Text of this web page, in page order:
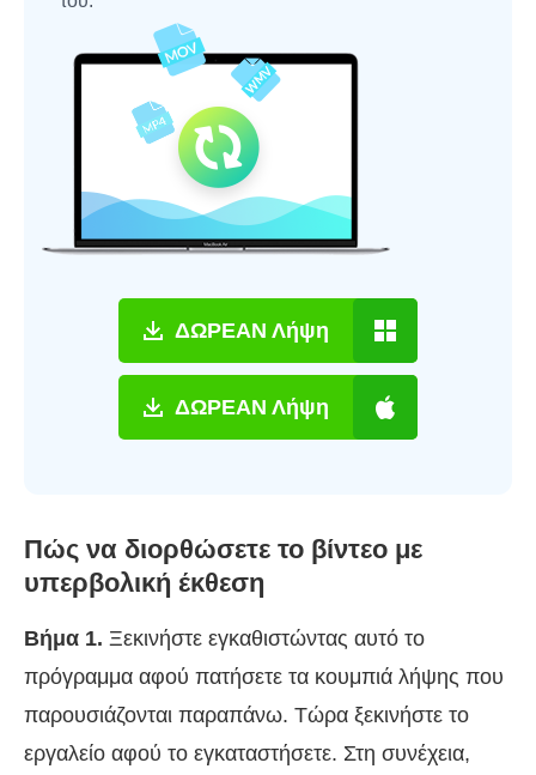
ΔΩΡΕΑΝ Λήψη
ΔΩΡΕΑΝ Λήψη
Πώς να διορθώσετε το βίντεο με
υπερβολική έκθεση
Βήμα 1. Ξεκινήστε εγκαθιστώντας αυτό το
πρόγραμμα αφού πατήσετε τα κουμπιά λήψης που
παρουσιάζονται παραπάνω. Τώρα ξεκινήστε το
εργαλείο αφού το εγκαταστήσετε. Στη συνέχεια,